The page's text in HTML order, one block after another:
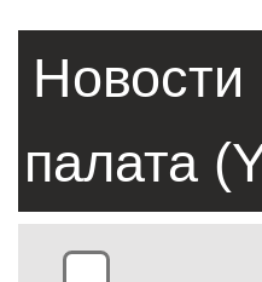
Новости
палата